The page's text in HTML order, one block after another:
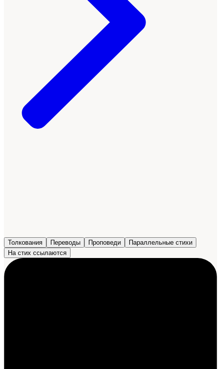
Толкования Переводы Проповеди
Параллельные стихи
На стих ссылаются